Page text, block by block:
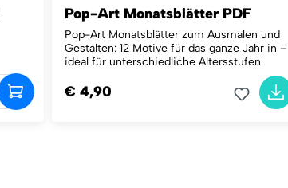
Pop-Art Monatsblätter PDF
Pop-Art Monatsblätter zum Ausmalen und
Gestalten: 12 Motive für das ganze Jahr in –
ideal für unterschiedliche Altersstufen.
€ 4,90